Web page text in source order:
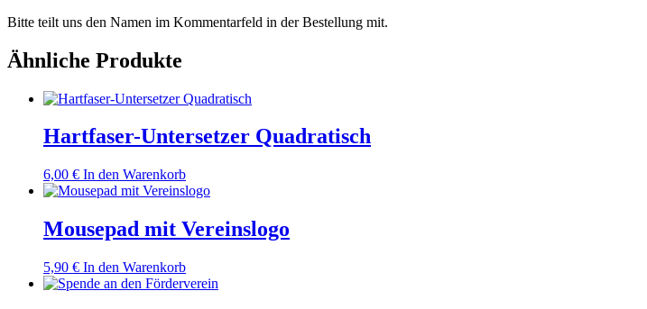
Bitte teilt uns den Namen im Kommentarfeld in der Bestellung mit.
Ähnliche Produkte
Hartfaser-Untersetzer Quadratisch
6,00 € In den Warenkorb
Mousepad mit Vereinslogo
5,90 € In den Warenkorb